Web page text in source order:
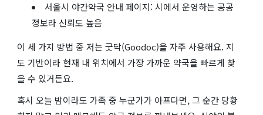
서울시 야간약국 안내 페이지: 시에서 운영하는 공공
정보라 신뢰도 높음
이 세 가지 방법 중 저는 굿닥(Goodoc)을 자주 사용해요. 지
도 기반이라 현재 내 위치에서 가장 가까운 약국을 빠르게 찾
을 수 있거든요.
혹시 오늘 밤이라도 가족 중 누군가가 아프다면, 그 순간 당황